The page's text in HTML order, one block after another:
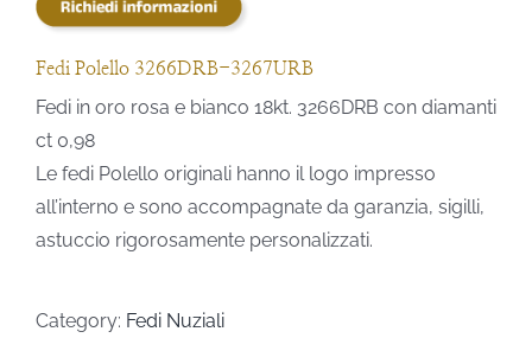
CONTATTI
PER LE AZIENDE
Fedi Polello 3266DRB-3267URB
Fedi in oro rosa e bianco 18kt. 3266DRB con diamanti
ct 0,98
Le fedi Polello originali hanno il logo impresso
all’interno e sono accompagnate da garanzia, sigilli,
astuccio rigorosamente personalizzati.
Category: Fedi Nuziali